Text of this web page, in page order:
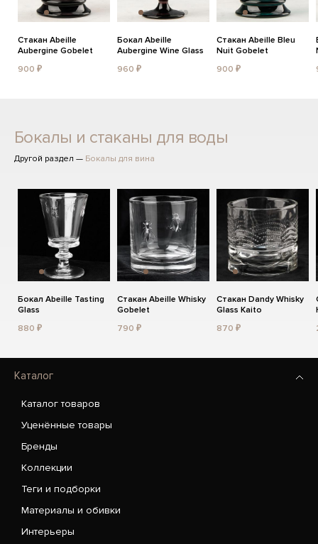
Стакан Abeille
Aubergine Gobelet
900 ₽
Бокал Abeille
Aubergine Wine Glass
960 ₽
Стакан Abeille Bleu
Nuit Gobelet
900 ₽
Бокалы и стаканы для воды
Другой раздел — Бокалы для вина
Бокал Abeille Tasting
Glass
880 ₽
Стакан Abeille Whisky
Gobelet
790 ₽
Стакан Dandy Whisky
Glass Kaito
870 ₽
Каталог
Каталог товаров
Уценённые товары
Бренды
Коллекции
Теги и подборки
Материалы и обивки
Интерьеры